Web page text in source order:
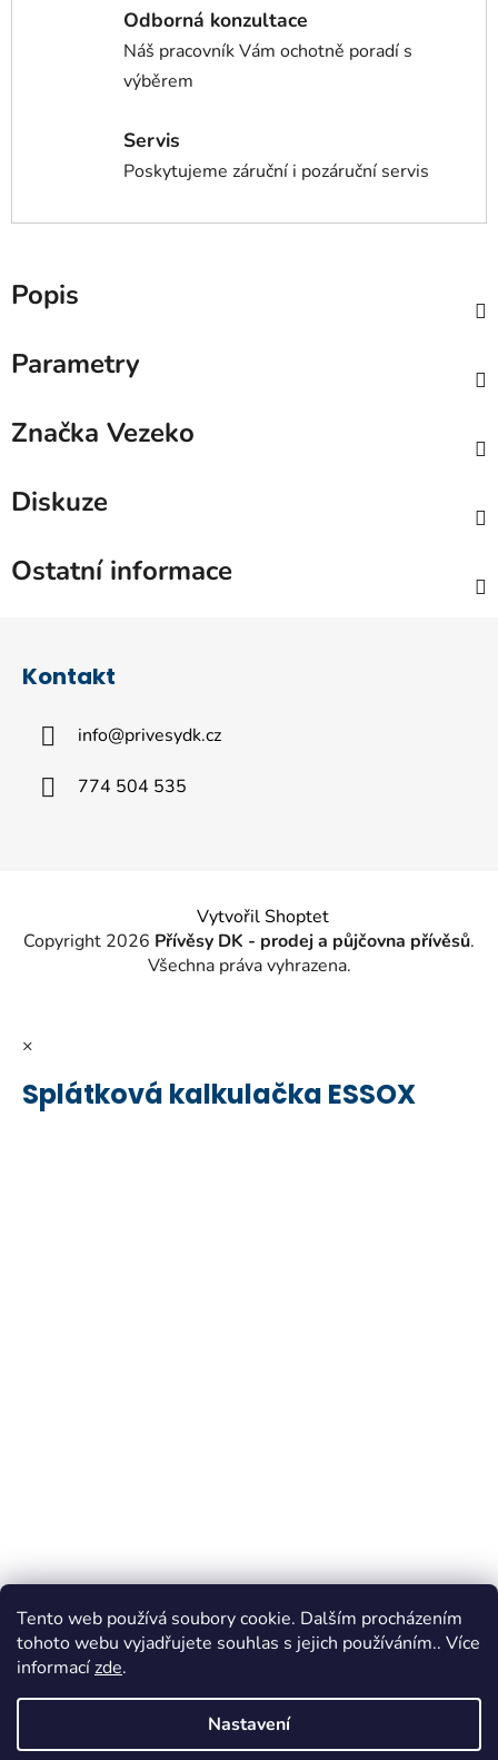
Tento web používá soubory cookie. Dalším procházením
tohoto webu vyjadřujete souhlas s jejich používáním.. Více
informacízde.
Nastavení
Odborná konzultace
Náš pracovník Vám ochotně poradí s
výběrem
Servis
Poskytujeme záruční i pozáruční servis
Popis
Parametry
Značka Vezeko
Diskuze
Ostatní informace
Kontakt
info@privesydk.cz
774 504 535
Vytvořil Shoptet
Copyright 2026 Přívěsy DK - prodej a půjčovna přívěsů.
Všechna práva vyhrazena.
×
Splátková kalkulačka ESSOX